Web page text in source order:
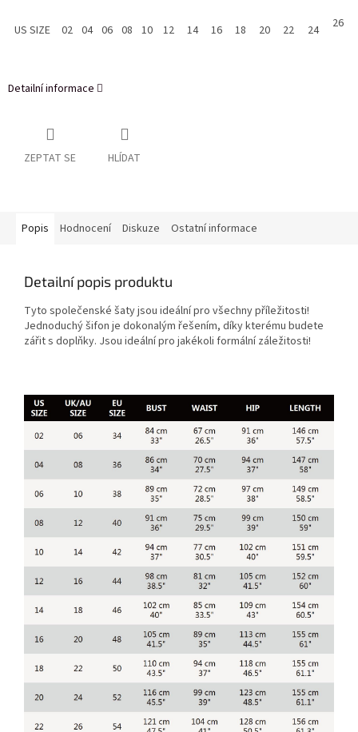
US SIZE 02 04 06 08 10 12 14 16 18 20 22 24 26
Detailní informace
ZEPTAT SE HLÍDAT
Popis Hodnocení Diskuze Ostatní informace
Detailní popis produktu
Tyto společenské šaty jsou ideální pro všechny příležitosti!
Jednoduchý šifon je dokonalým řešením, díky kterému budete
zářit s doplňky. Jsou ideální pro jakékoli formální záležitosti!